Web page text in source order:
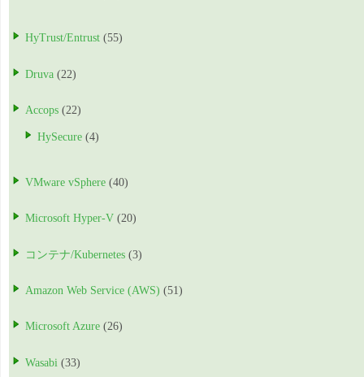
HyTrust/Entrust (55)
Druva (22)
Accops (22)
HySecure (4)
VMware vSphere (40)
Microsoft Hyper-V (20)
コンテナ/Kubernetes (3)
Amazon Web Service (AWS) (51)
Microsoft Azure (26)
Wasabi (33)